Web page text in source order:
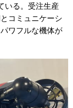
いる。受注生産
コミュニケーシ
ワフルな機体が